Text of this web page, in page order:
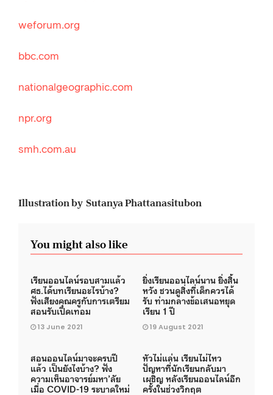
weforum.org
bbc.com
nationalgeographic.com
npr.org
smh.com.au
Illustration by Sutanya Phattanasitubon
You might also like
เรียนออนไลน์รอบสามแล้ว
ศธ.ได้บทเรียนอะไรบ้าง?
ฟังเสียงคุณครูกับการเตรียม
สอนรับเปิดเทอม
13 June 2021
ยิ่งเรียนออนไลน์นาน ยิ่งสิ้น
หวัง ชวนดูสิ่งที่เด็กควรได้
รับ ท่ามกลางข้อเสนอหยุด
เรียน 1 ปี
19 August 2021
สอนออนไลน์มาจะครบปี
แล้ว เป็นยังไงบ้าง? ฟัง
ความเห็นอาจารย์มหา’ลัย
เมื่อ COVID-19 ระบาดใหม่
หัวไม่แล่น เรียนไม่ไหว
ปัญหาที่นักเรียนกลับมา
เผชิญ หลังเรียนออนไลน์อีก
ครั้งในช่วงวิกฤต